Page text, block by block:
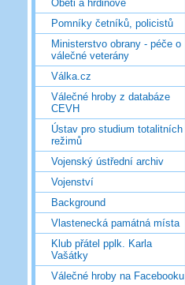
Oběti a hrdinové
Pomníky četníků, policistů
Ministerstvo obrany - péče o
válečné veterány
Válka.cz
Válečné hroby z databáze
CEVH
Ústav pro studium totalitních
režimů
Vojenský ústřední archiv
Vojenství
Background
Vlastenecká památná místa
Klub přátel pplk. Karla
Vašátky
Válečné hroby na Facebooku